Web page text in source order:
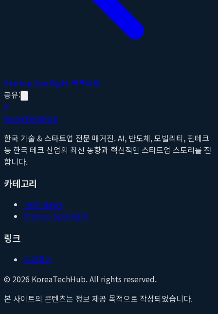
Startup Spotlight 목록으로
공유:
K
KoreaTechHub
한국 기술 & 스타트업 전문 매거진. AI, 반도체, 모빌리티, 핀테크
등 한국 테크 산업의 최신 동향과 혁신적인 스타트업 스토리를 전
합니다.
카테고리
Tech News
Startup Spotlight
링크
문의하기
© 2026 KoreaTechHub. All rights reserved.
본 사이트의 콘텐츠는 정보 제공 목적으로 작성되었습니다.